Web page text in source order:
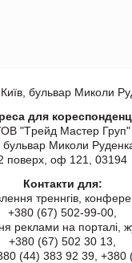
бульвар Миколи
для
"Tрейд Мастер Груп"
бульвар Миколи
поверх, оф 121, 03194
Контакти для:
треннгів,
+380 (67) 502-99-00,
реклами на порталі,
+380 (67) 502 30 13,
(44) 383 92 39, +380